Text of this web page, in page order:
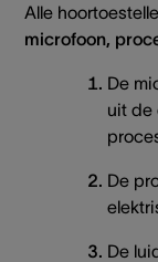
Alle
microfoon,
De
uit de
De
De